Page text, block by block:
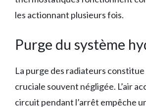
les actionnant plusieurs fois.
Purge du système
La purge des radiateurs
cruciale souvent négligée. L’air
circuit pendant l’arrêt empêche